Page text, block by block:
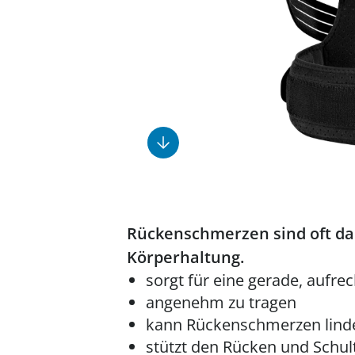
Rückenschmerzen sind oft
Körperhaltung.
sorgt für eine gerade,
angenehm zu tragen
kann Rückenschmerzen
stützt den Rücken und